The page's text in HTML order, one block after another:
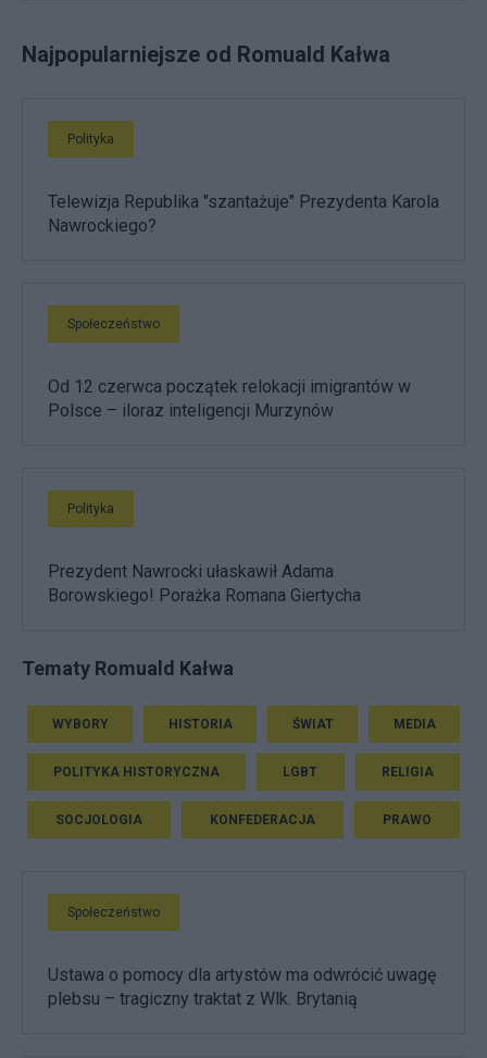
Najpopularniejsze od Romuald Kałwa
Polityka
Telewizja Republika "szantażuje" Prezydenta Karola
Nawrockiego?
Społeczeństwo
Od 12 czerwca początek relokacji imigrantów w
Polsce – iloraz inteligencji Murzynów
Polityka
Prezydent Nawrocki ułaskawił Adama
Borowskiego! Porażka Romana Giertycha
Tematy Romuald Kałwa
WYBORY HISTORIA ŚWIAT MEDIA
POLITYKA HISTORYCZNA LGBT RELIGIA
SOCJOLOGIA KONFEDERACJA PRAWO
Społeczeństwo
Ustawa o pomocy dla artystów ma odwrócić uwagę
plebsu – tragiczny traktat z Wlk. Brytanią